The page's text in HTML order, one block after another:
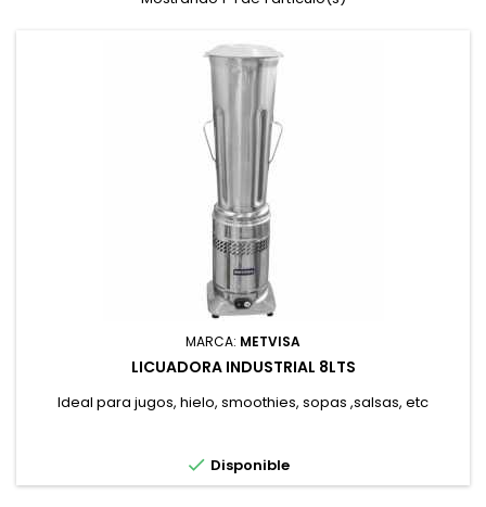
MARCA: METVISA
LICUADORA INDUSTRIAL 8LTS
Ideal para jugos, hielo, smoothies, sopas ,salsas, etc
 Disponible